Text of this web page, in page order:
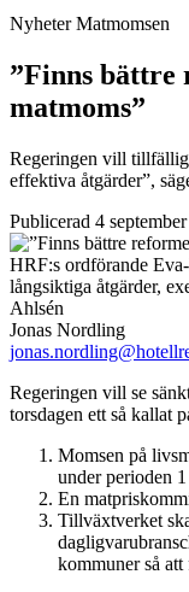
NyheterMatmomsen
”Finns bättre
matmoms”
Regeringen vill
effektiva åtgärder”,
Publicerad 4
HRF:s ordförande
långsiktiga åtgärder,
Ahlsén
Jonas Nordling
Regeringen vill se
torsdagen ett så kallat
Momsen på
under perioden
En
Tillväxtverket
kommuner så